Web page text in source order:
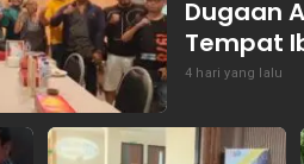
Dugaan
Tempat
4 hari yang lalu